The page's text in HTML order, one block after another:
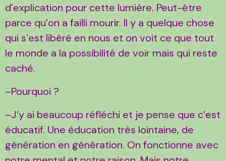
d’explication pour cette lumière. Peut-être
parce qu’on a failli mourir. Il y a quelque chose
qui s’est libéré en nous et on voit ce que tout
le monde a la possibilité de voir mais qui reste
caché.
–Pourquoi ?
–J’y ai beaucoup réfléchi et je pense que c’est
éducatif. Une éducation très lointaine, de
génération en génération. On fonctionne avec